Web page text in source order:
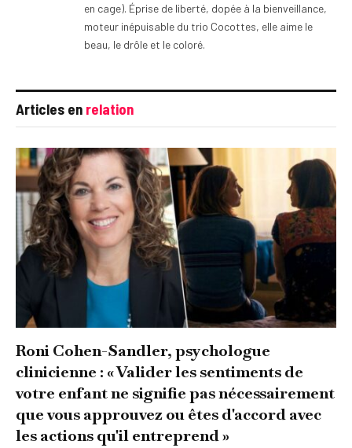
en cage). Éprise de liberté, dopée à la bienveillance,
moteur inépuisable du trio Cocottes, elle aime le
beau, le drôle et le coloré.
Articles en relation
Roni Cohen-Sandler, psychologue
clinicienne : « Valider les sentiments de
votre enfant ne signifie pas nécessairement
que vous approuvez ou êtes d'accord avec
les actions qu'il entreprend »